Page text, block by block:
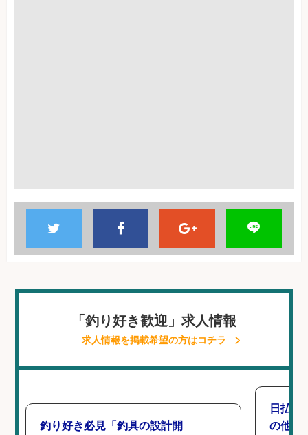
「釣り好き歓迎」求人情報
求人情報を掲載希望の方はコチラ
釣り好き必見「釣具の設計開
日払い
の他/